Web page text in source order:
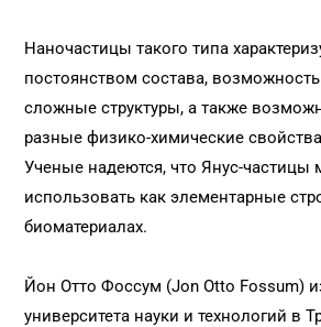
Наночастицы такого типа
постоянством состава,
сложные структуры, а также
разные физико-химические
Ученые надеются, что Янус-частицы
использовать как элементарные
биоматериалах.
Йон Отто Фоссум (Jon Otto Fossum)
университета науки и технологий в